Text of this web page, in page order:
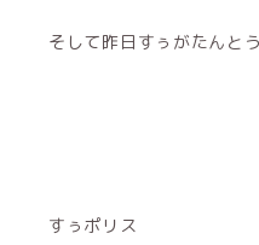
そして昨日すぅがたんと
すぅポリス